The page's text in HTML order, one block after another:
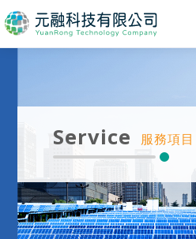
Service 服務項目